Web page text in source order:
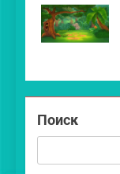
Поиск